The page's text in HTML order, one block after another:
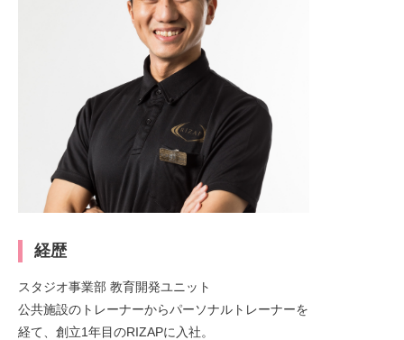
経歴
スタジオ事業部 教育開発ユニット
公共施設のトレーナーからパーソナルトレーナーを
経て、創立1年目のRIZAPに入社。